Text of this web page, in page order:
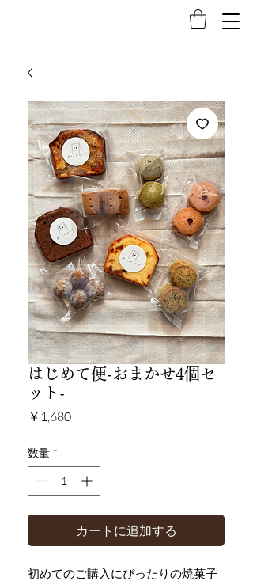
はじめて便-おまかせ4個セ
ット-
￥1,680価
数量 *
カートに追加する
初めてのご購入にぴったりの焼菓子